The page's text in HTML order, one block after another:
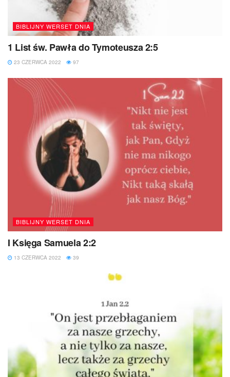
BIBLIJNY WERSET DNIA
1 List św. Pawła do Tymoteusza 2:5
23 CZERWCA 2022 97
BIBLIJNY WERSET DNIA
I Księga Samuela 2:2
13 CZERWCA 2022 39